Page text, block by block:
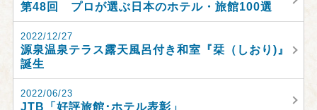
第48回 プロが選ぶ日本のホテル・旅館100選
2022/12/27
源泉温泉テラス露天風呂付き和室『栞（しおり)』
誕生
2022/06/23
JTB「好評旅館･ホテル表彰」